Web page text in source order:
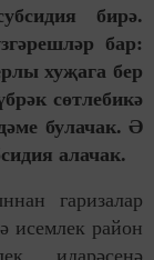
бирә.
бар:
хуҗага бер
сөтлебикә
булачак. Ә
алачак.
гаризалар
исемлек район